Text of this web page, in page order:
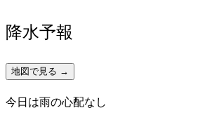
降水予報
地図で見る →
今日は雨の心配なし